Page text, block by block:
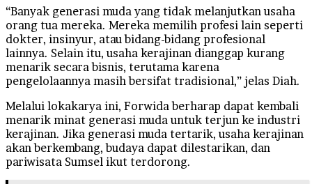
“Banyak generasi muda yang tidak melanjutkan usaha
orang tua mereka. Mereka memilih profesi lain seperti
dokter, insinyur, atau bidang-bidang profesional
lainnya. Selain itu, usaha kerajinan dianggap kurang
menarik secara bisnis, terutama karena
pengelolaannya masih bersifat tradisional,” jelas Diah.
Melalui lokakarya ini, Forwida berharap dapat kembali
menarik minat generasi muda untuk terjun ke industri
kerajinan. Jika generasi muda tertarik, usaha kerajinan
akan berkembang, budaya dapat dilestarikan, dan
pariwisata Sumsel ikut terdorong.